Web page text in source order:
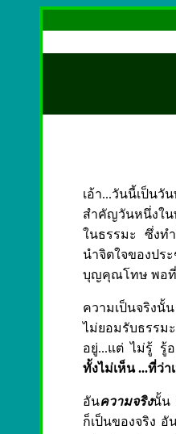
เอ้า...วันนี้เป็นวั
สำคัญวันหนึ่งใน
ในธรรมะ ซึ่งท
นำจิตใจของปร
บุญคุณโทษ พอที่
ความเป็นจริงนั้
ไม่ยอมรับธรร
อยู่...แต่ ไม่รู้ รู้
ทั้งไม่เห็น ...ที่ว่า
อันความจริงนั้น
ก็เป็นของจริง อั